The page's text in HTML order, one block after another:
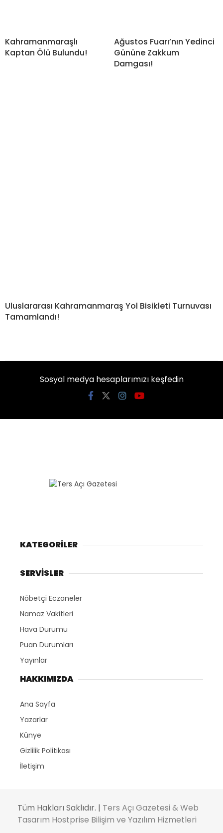
Kahramanmaraşlı
Kaptan Ölü Bulundu!
Ağustos Fuarı’nın Yedinci
Gününe Zakkum
Damgası!
Uluslararası Kahramanmaraş Yol Bisikleti Turnuvası
Tamamlandı!
Sosyal medya hesaplarımızı keşfedin
KATEGORİLER
SERVİSLER
Nöbetçi Eczaneler
Namaz Vakitleri
Hava Durumu
Puan Durumları
Yayınlar
HAKKIMIZDA
Ana Sayfa
Yazarlar
Künye
Gizlilik Politikası
İletişim
Tüm Hakları Saklıdır. | Ters Açı Gazetesi & Web
Tasarım Hostprise Bilişim ve Yazılım Hizmetleri